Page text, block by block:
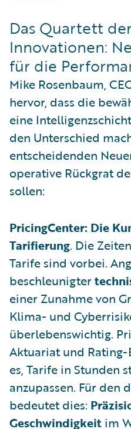
Das Quartett
Innovationen:
für die
Mike Rosenbaum,
hervor, dass die
eine
den Unterschied
entscheidenden
operative Rückgrat
sollen:
PricingCenter: Die
Tarifierung. Die
Tarife sind vorbei.
beschleunigter
einer Zunahme von
Klima- und
überlebenswichtig.
Aktuariat und
es, Tarife in Stunden
anzupassen. Für den
bedeutet dies:
Geschwindigkeit im